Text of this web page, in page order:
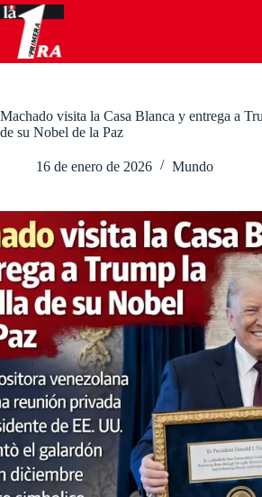
Saltar
al
contenido
Machado visita la Casa Blanca y entrega a
de su Nobel de la Paz
16 de enero de 2026 Mundo